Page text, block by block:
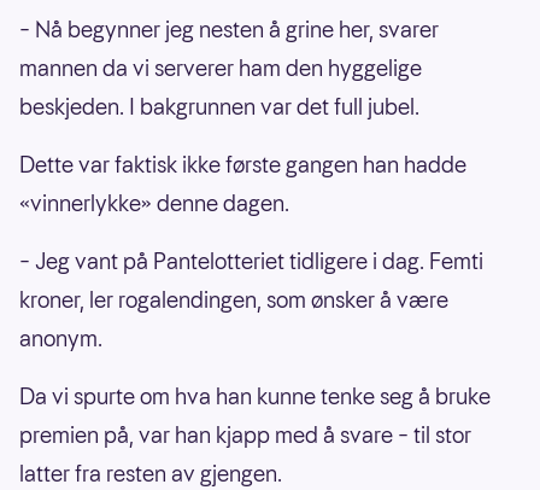
– Nå begynner jeg nesten å grine her, svarer
mannen da vi serverer ham den hyggelige
beskjeden. I bakgrunnen var det full jubel.
Dette var faktisk ikke første gangen han hadde
«vinnerlykke» denne dagen.
– Jeg vant på Pantelotteriet tidligere i dag. Femti
kroner, ler rogalendingen, som ønsker å være
anonym.
Da vi spurte om hva han kunne tenke seg å bruke
premien på, var han kjapp med å svare – til stor
latter fra resten av gjengen.